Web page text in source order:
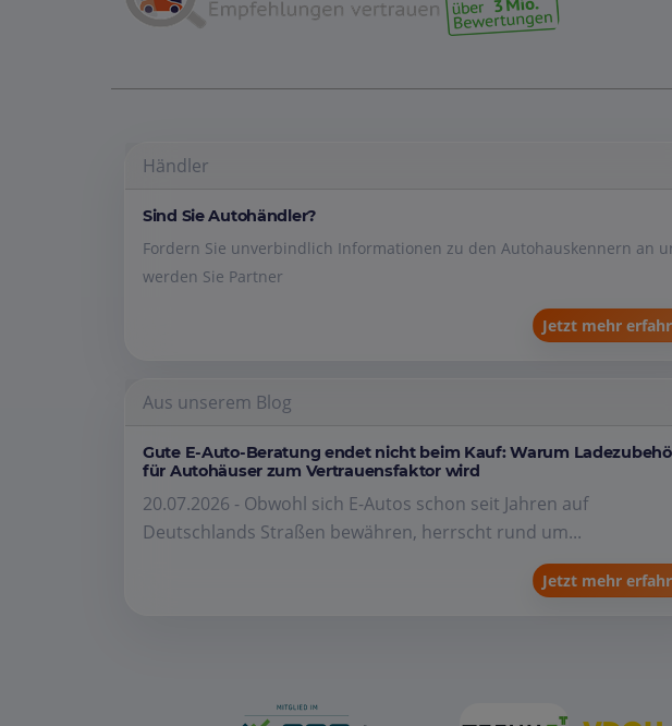
Händler
Sind Sie Autohändler?
Fordern Sie unverbindlich Informationen zu den Autohauskennern an
werden Sie Partner
Jetzt mehr
Aus unserem Blog
Gute E-Auto-Beratung endet nicht beim Kauf: Warum
für Autohäuser zum Vertrauensfaktor wird
20.07.2026 - Obwohl sich E-Autos schon seit Jahren auf
Deutschlands Straßen bewähren, herrscht rund um...
Jetzt mehr